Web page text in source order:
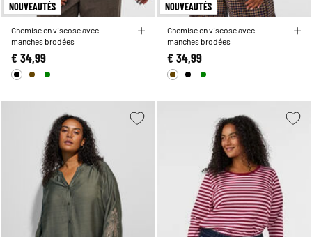
NOUVEAUTÉS
Chemise en viscose avec
manches brodées
€ 34,99
NOUVEAUTÉS
Chemise en viscose avec
manches brodées
€ 34,99